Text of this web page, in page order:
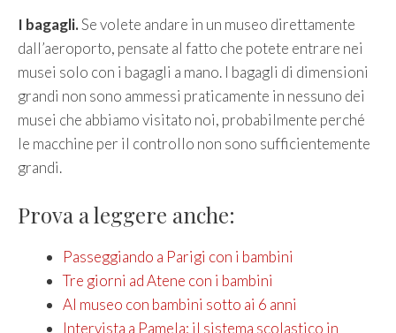
I bagagli.Se volete andare in un museo direttamente
dall’aeroporto, pensate al fatto che potete entrare nei
musei solo con i bagagli a mano. I bagagli di dimensioni
grandi non sono ammessi praticamente in nessuno dei
musei che abbiamo visitato noi, probabilmente perché
le macchine per il controllo non sono sufficientemente
grandi.
Prova a leggere anche:
Passeggiando a Parigi con i bambini
Tre giorni ad Atene con i bambini
Al museo con bambini sotto ai 6 anni
Intervista a Pamela: il sistema scolastico in